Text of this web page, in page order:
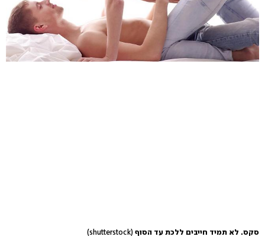
סקס. לא תמיד חייבים ללכת עד הסוף (shutterstock)